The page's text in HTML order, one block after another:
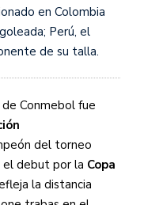
en Colombia
Perú, el
de su talla.
Conmebol fue
del torneo
el debut por la Copa
la distancia